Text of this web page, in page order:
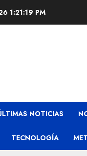
1:21:20 PM
NOTICIAS
TECNOLOGÍA